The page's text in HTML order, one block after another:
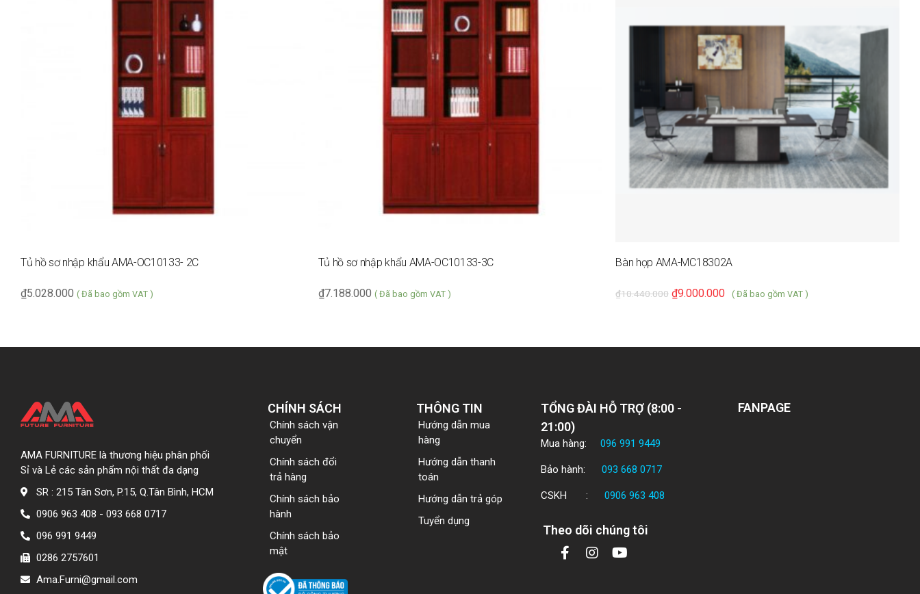
Tủ hồ sơ nhập khẩu AMA-OC10133- 2C
5.028.000
₫ ( Đã bao gồm VAT )
Tủ hồ sơ nhập khẩu AMA-OC10133-3C
7.188.000
₫ ( Đã bao gồm VAT )
Bàn họp AMA-MC18302A
10.440.000
₫ 9.000.000
₫ ( Đã bao gồm VAT )
AMA FURNITURE là thương hiệu phân phối
Sỉ và Lẻ các sản phẩm nội thất đa dạng
SR : 215 Tân Sơn, P.15, Q.Tân Bình, HCM
0906 963 408 - 093 668 0717
096 991 9449
0286 2757601
Ama.Furni@gmail.com
CHÍNH SÁCH
Chính sách vận
chuyển
Chính sách đổi
trả hàng
Chính sách bảo
hành
Chính sách bảo
mật
THÔNG TIN
Hướng dẫn mua
hàng
Hướng dẫn thanh
toán
Hướng dẫn trả góp
Tuyển dụng
TỔNG ĐÀI HỖ TRỢ (8:00 -
21:00)
Mua hàng: 096 991 9449
Bảo hành: 093 668 0717
CSKH : 0906 963 408
Theo dõi chúng tôi
FANPAGE